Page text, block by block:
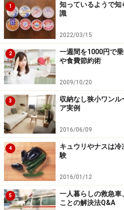
1
知っているようで
識
2022/03/15
2
一週間を1000円で
や食費節約術
2009/10/20
3
収納なし狭小ワンル
ア実例
2016/06/09
4
キュウリやナスは
験
2016/01/12
5
一人暮らしの救急
ことの解決法Q&A